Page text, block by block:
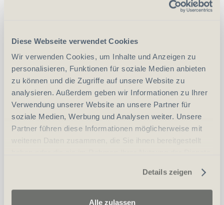
Diese Webseite verwendet Cookies
Wir verwenden Cookies, um Inhalte und Anzeigen zu
personalisieren, Funktionen für soziale Medien anbieten
zu können und die Zugriffe auf unsere Website zu
analysieren. Außerdem geben wir Informationen zu Ihrer
Verwendung unserer Website an unsere Partner für
soziale Medien, Werbung und Analysen weiter. Unsere
Partner führen diese Informationen möglicherweise mit
weiteren Daten zusammen, die Sie ihnen bereitgestellt
Details zeigen
Alle zulassen
vergleichen
- +
In den Warenkorb
Auszug aus dem Zentralstrafregister (ZSA)